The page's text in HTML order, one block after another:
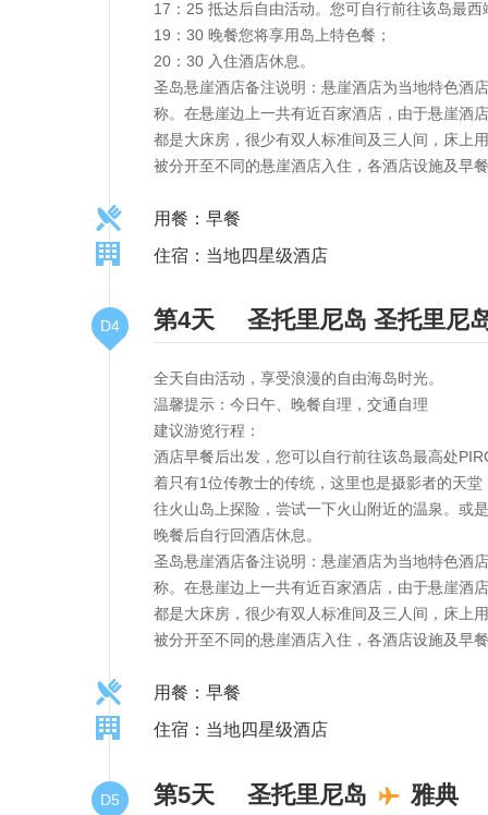
17：25 抵达后自由活动。您可自行前往该岛最
19：30 晚餐您将享用岛上特色餐；
20：30 入住酒店休息。
圣岛悬崖酒店备注说明：悬崖酒店为当地特色酒
称。在悬崖边上一共有近百家酒店，由于悬崖酒
都是大床房，很少有双人标准间及三人间，床上
被分开至不同的悬崖酒店入住，各酒店设施及早
用餐：早餐
住宿：当地四星级酒店
D4 第4天 圣托里尼岛 圣托里尼
全天自由活动，享受浪漫的自由海岛时光。
温馨提示：今日午、晚餐自理，交通自理
建议游览行程：
酒店早餐后出发，您可以自行前往该岛最高处
着只有1位传教士的传统，这里也是摄影者的天
往火山岛上探险，尝试一下火山附近的温泉。或
晚餐后自行回酒店休息。
圣岛悬崖酒店备注说明：悬崖酒店为当地特色酒
称。在悬崖边上一共有近百家酒店，由于悬崖酒
都是大床房，很少有双人标准间及三人间，床上
被分开至不同的悬崖酒店入住，各酒店设施及早
用餐：早餐
住宿：当地四星级酒店
D5 第5天 圣托里尼岛 雅典